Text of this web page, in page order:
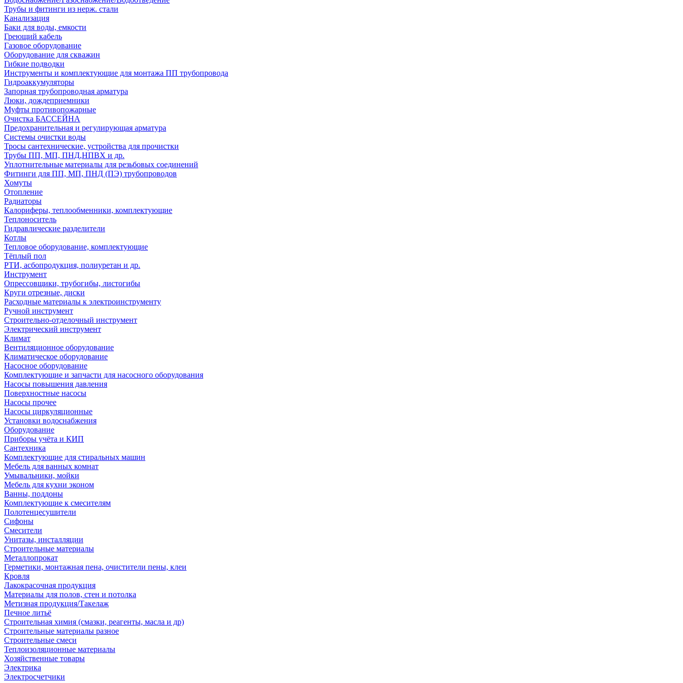
Трубы и фитинги из нерж. стали
Канализация
Баки для воды, емкости
Греющий кабель
Газовое оборудование
Оборудование для скважин
Гибкие подводки
Инструменты и комплектующие для монтажа ПП трубопровода
Гидроаккумуляторы
Запорная трубопроводная арматура
Люки, дождеприемники
Муфты противопожарные
Очистка БАССЕЙНА
Предохранительная и регулирующая арматура
Системы очистки воды
Тросы сантехнические, устройства для прочистки
Трубы ПП, МП, ПНД,НПВХ и др.
Уплотнительные материалы для резьбовых соединений
Фитинги для ПП, МП, ПНД (ПЭ) трубопроводов
Хомуты
Отопление
Радиаторы
Калориферы, теплообменники, комплектующие
Теплоноситель
Гидравлические разделители
Котлы
Тепловое оборудование, комплектующие
Тёплый пол
РТИ, асбопродукция, полиуретан и др.
Инструмент
Опрессовщики, трубогибы, листогибы
Круги отрезные, диски
Расходные материалы к электроинструменту
Ручной инструмент
Строительно-отделочный инструмент
Электрический инструмент
Климат
Вентиляционное оборудование
Климатическое оборудование
Насосное оборудование
Комплектующие и запчасти для насосного оборудования
Насосы повышения давления
Поверхностные насосы
Насосы прочее
Насосы циркуляционные
Установки водоснабжения
Оборудование
Приборы учёта и КИП
Сантехника
Комплектующие для стиральных машин
Мебель для ванных комнат
Умывальники, мойки
Мебель для кухни эконом
Ванны, поддоны
Комплектующие к смесителям
Полотенцесушители
Сифоны
Смесители
Унитазы, инсталляции
Строительные материалы
Металлопрокат
Герметики, монтажная пена, очистители пены, клеи
Кровля
Лакокрасочная продукция
Материалы для полов, стен и потолка
Метизная продукция/Такелаж
Печное литьё
Строительная химия (смазки, реагенты, масла и др)
Строительные материалы разное
Строительные смеси
Теплоизоляционные материалы
Хозяйственные товары
Электрика
Электросчетчики